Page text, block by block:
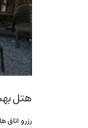
هتل
رزرو اتاق